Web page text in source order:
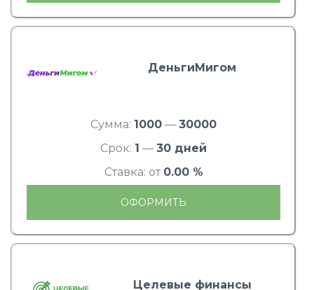
ДеньгиМигом
Сумма: 1000 — 30000
Срок: 1 — 30 дней
Ставка: от 0.00 %
ОФОРМИТЬ
Целевые финансы